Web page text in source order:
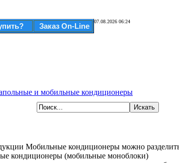
Заказ On-Line
07.08.2026 06:24
и мобильные кондиционеры
Мобильные кондиционеры можно
кондиционеры (мобильные моноблоки)